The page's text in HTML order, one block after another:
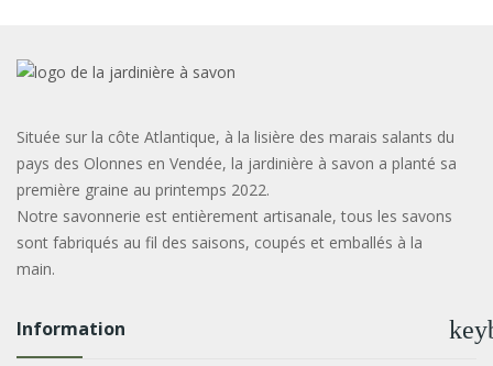
Située sur la côte Atlantique, à la lisière des marais salants du
pays des Olonnes en Vendée, la jardinière à savon a planté sa
première graine au printemps 2022.
Notre savonnerie est entièrement artisanale, tous les savons
sont fabriqués au fil des saisons, coupés et emballés à la
main.
Information